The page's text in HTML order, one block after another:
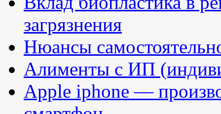
загрязнения
Нюансы
Алименты с ИП
Apple iphone —